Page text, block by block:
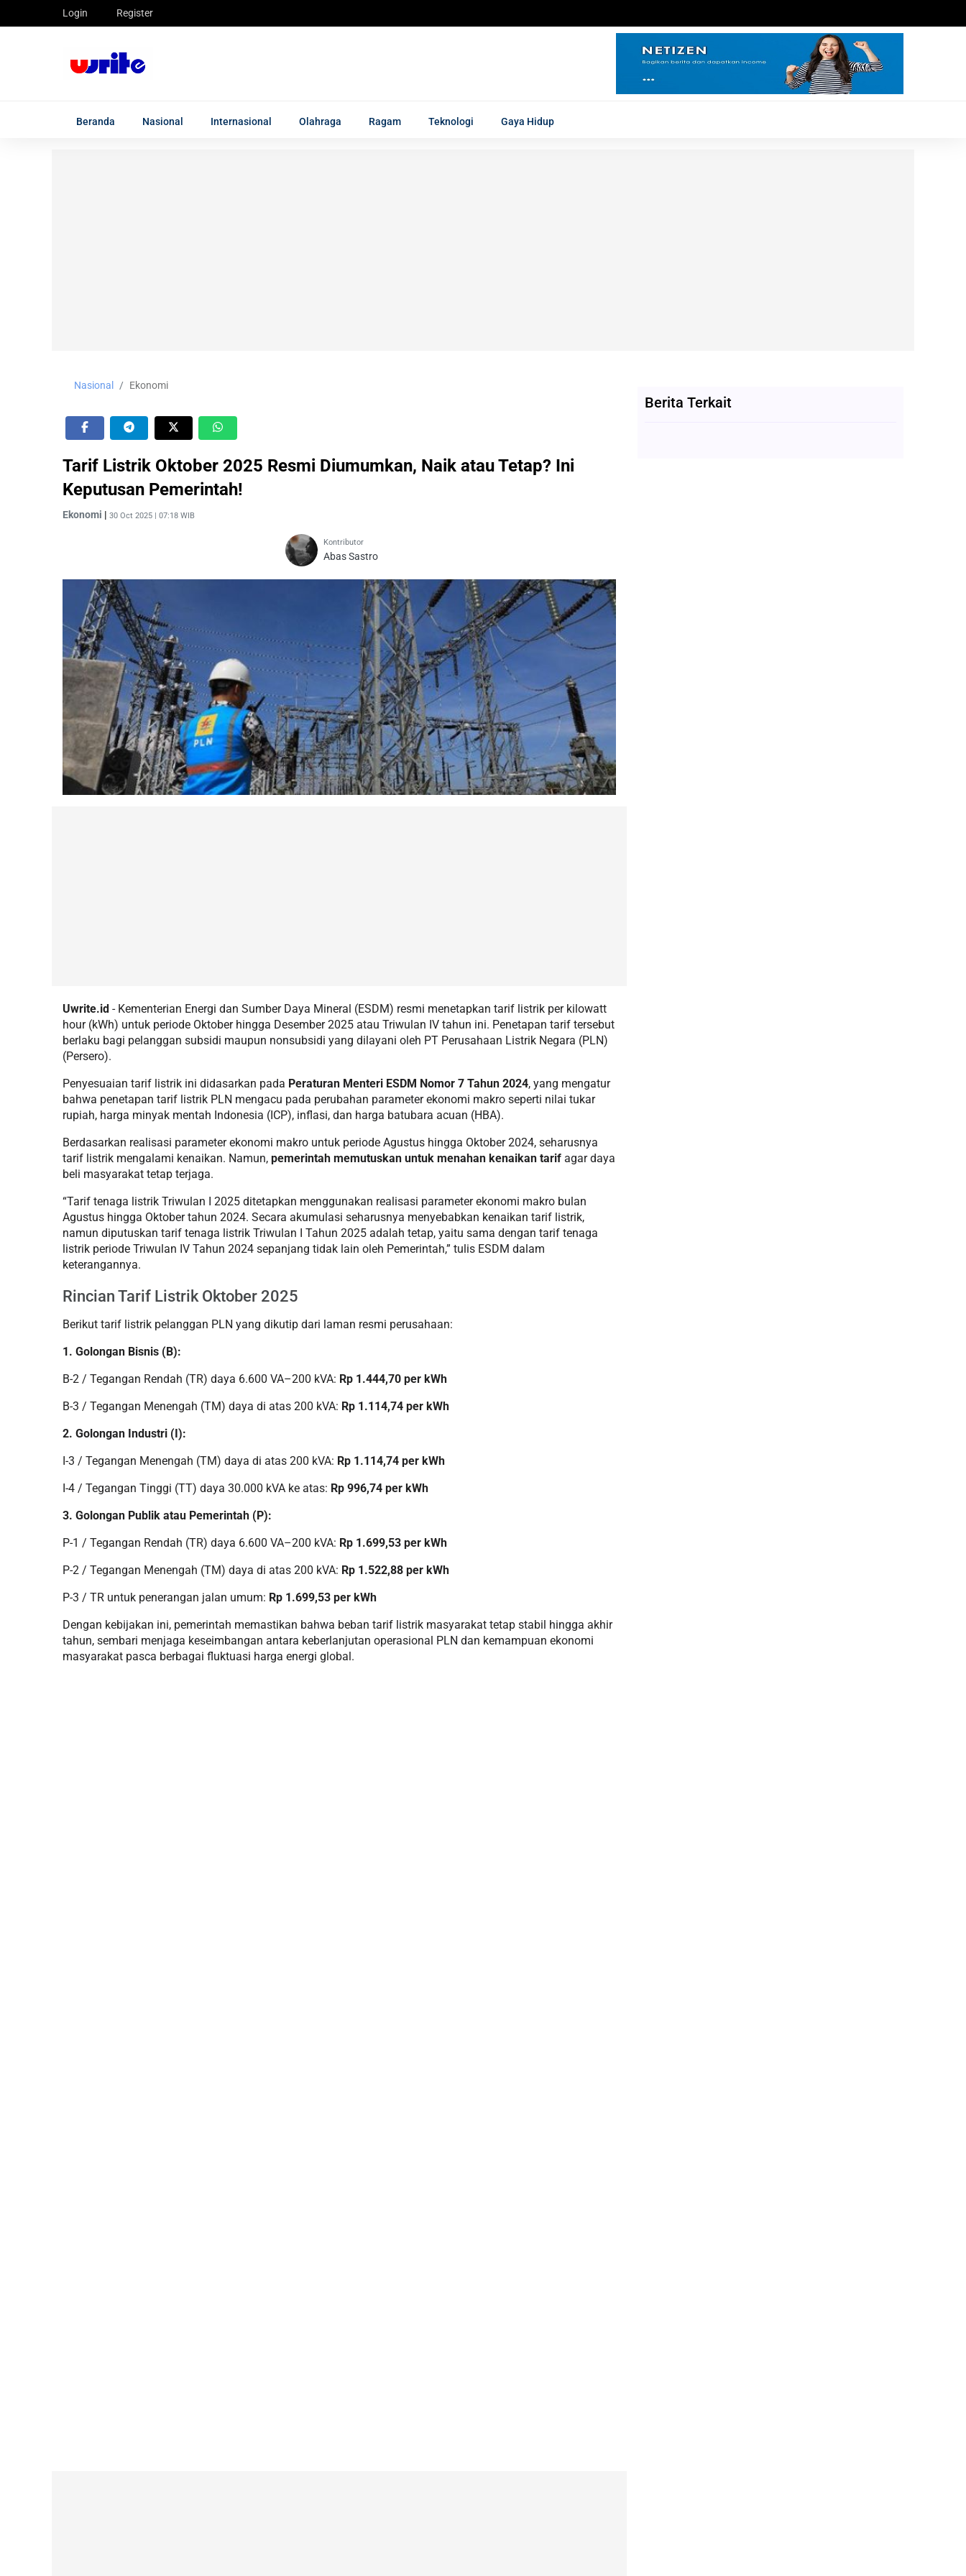
Login Register
Beranda Nasional Internasional Olahraga Ragam Teknologi Gaya Hidup
Nasional Ekonomi
Tarif Listrik Oktober 2025 Resmi Diumumkan, Naik atau Tetap? Ini
Keputusan Pemerintah!
Ekonomi | 30 Oct 2025 | 07:18 WIB
Kontributor
Abas Sastro
Uwrite.id - Kementerian Energi dan Sumber Daya Mineral (ESDM) resmi menetapkan tarif listrik per kilowatt
hour (kWh) untuk periode Oktober hingga Desember 2025 atau Triwulan IV tahun ini. Penetapan tarif tersebut
berlaku bagi pelanggan subsidi maupun nonsubsidi yang dilayani oleh PT Perusahaan Listrik Negara (PLN)
(Persero).
Penyesuaian tarif listrik ini didasarkan pada Peraturan Menteri ESDM Nomor 7 Tahun 2024, yang mengatur
bahwa penetapan tarif listrik PLN mengacu pada perubahan parameter ekonomi makro seperti nilai tukar
rupiah, harga minyak mentah Indonesia (ICP), inflasi, dan harga batubara acuan (HBA).
Berdasarkan realisasi parameter ekonomi makro untuk periode Agustus hingga Oktober 2024, seharusnya
tarif listrik mengalami kenaikan. Namun, pemerintah memutuskan untuk menahan kenaikan tarif agar daya
beli masyarakat tetap terjaga.
“Tarif tenaga listrik Triwulan I 2025 ditetapkan menggunakan realisasi parameter ekonomi makro bulan
Agustus hingga Oktober tahun 2024. Secara akumulasi seharusnya menyebabkan kenaikan tarif listrik,
namun diputuskan tarif tenaga listrik Triwulan I Tahun 2025 adalah tetap, yaitu sama dengan tarif tenaga
listrik periode Triwulan IV Tahun 2024 sepanjang tidak lain oleh Pemerintah,” tulis ESDM dalam
keterangannya.
Rincian Tarif Listrik Oktober 2025
Berikut tarif listrik pelanggan PLN yang dikutip dari laman resmi perusahaan:
1. Golongan Bisnis (B):
B-2 / Tegangan Rendah (TR) daya 6.600 VA–200 kVA: Rp 1.444,70 per kWh
B-3 / Tegangan Menengah (TM) daya di atas 200 kVA: Rp 1.114,74 per kWh
2. Golongan Industri (I):
I-3 / Tegangan Menengah (TM) daya di atas 200 kVA: Rp 1.114,74 per kWh
I-4 / Tegangan Tinggi (TT) daya 30.000 kVA ke atas: Rp 996,74 per kWh
3. Golongan Publik atau Pemerintah (P):
P-1 / Tegangan Rendah (TR) daya 6.600 VA–200 kVA: Rp 1.699,53 per kWh
P-2 / Tegangan Menengah (TM) daya di atas 200 kVA: Rp 1.522,88 per kWh
P-3 / TR untuk penerangan jalan umum: Rp 1.699,53 per kWh
Dengan kebijakan ini, pemerintah memastikan bahwa beban tarif listrik masyarakat tetap stabil hingga akhir
tahun, sembari menjaga keseimbangan antara keberlanjutan operasional PLN dan kemampuan ekonomi
masyarakat pasca berbagai fluktuasi harga energi global.
Berita Terkait